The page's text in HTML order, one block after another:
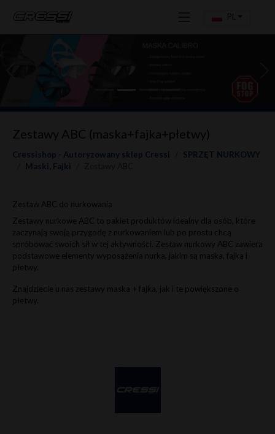
PL
Zestawy ABC (maska+fajka+płetwy)
Cressishop - Autoryzowany sklep Cressi
SPRZĘT NURKOWY
Maski, Fajki
Zestaw ABC do nurkowania
Zestawy nurkowe ABC to pakiet produktów idealny dla osób, które
zaczynają swoją przygodę z nurkowaniem lub po prostu chcą
spróbować swoich sił w tej aktywności. Zestaw nurkowy ABC zawiera
podstawowe elementy wyposażenia nurka, jakim są maska, fajka i
płetwy.
Znajdziecie u nas zestawy maska + fajka, jak i te powiększone o
płetwy.